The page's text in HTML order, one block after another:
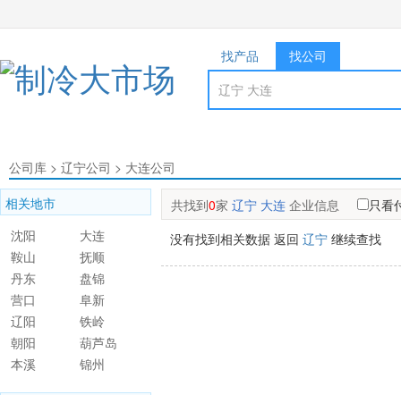
找产品 找公司
公司库 > 辽宁公司 > 大连公司
共找到0家 辽宁 大连企业信息
只看
没有找到相关数据 返回 辽宁继续查找
相关地市
沈阳
大连
鞍山
抚顺
丹东
盘锦
营口
阜新
辽阳
铁岭
朝阳
葫芦岛
本溪
锦州